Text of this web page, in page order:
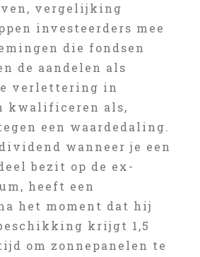
vergelijking
investeerders mee
die fondsen
de aandelen als
verlettering in
kwalificeren als,
een waardedaling.
wanneer je een
bezit op de ex-
heeft een
het moment dat hij
krijgt 1,5
om zonnepanelen te